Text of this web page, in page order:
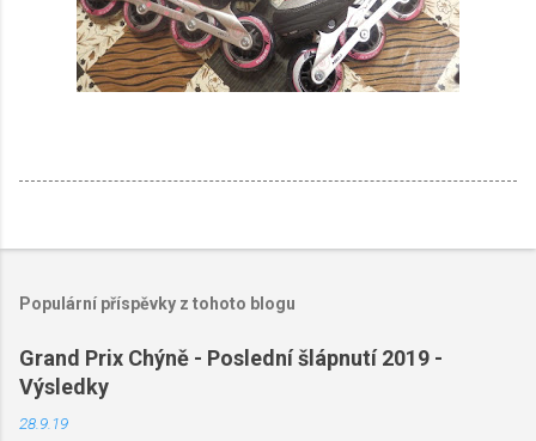
Populární příspěvky z tohoto blogu
Grand Prix Chýně - Poslední šlápnutí 2019 -
Výsledky
28.9.19